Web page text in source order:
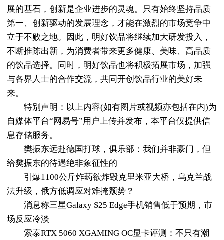
展的基石，创新是企业进步的灵魂。只有始终坚持品质
第一、创新驱动的发展理念，才能在激烈的市场竞争中
立于不败之地。因此，明好饮品将继续加大研发投入，
不断推陈出新，为消费者带来更多健康、美味、高品质
的饮品选择。同时，明好饮品也将积极拓展市场，加强
与各界人士的合作交流，共同开创饮品行业的美好未
来。
特别声明：以上内容(如有图片或视频亦包括在内)为
自媒体平台“网易号”用户上传并发布，本平台仅提供信
息存储服务。
樊振东远赴德国打球，俱乐部：我们并非豪门，但
给樊振东的待遇绝非象征性的
引爆1100公斤炸药欲炸毁克里米亚大桥，乌克兰战
法升级，俄方低调应对难掩颓势？
消息称三星Galaxy S25 Edge手机销售低于预期，市
场反应冷淡
索泰RTX 5060 XGAMING OC显卡评测：不只有潮